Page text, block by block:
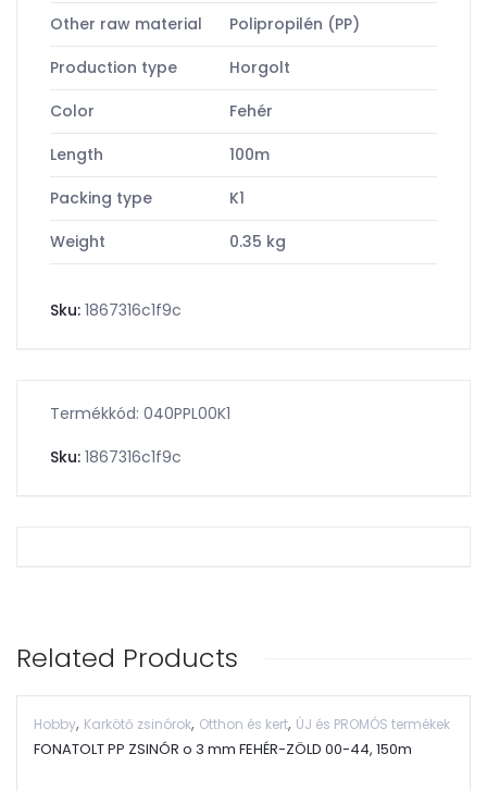
Other raw material
Polipropilén (PP)
Production type
Horgolt
Color
Fehér
Length
100m
Packing type
K1
Weight
0.35 kg
Sku: 1867316c1f9c
Termékkód: 040PPL00K1
Sku: 1867316c1f9c
Related Products
Hobby, Karkötő zsinórok, Otthon és kert, ÚJ és PROMÓS termékek
FONATOLT PP ZSINÓR o 3 mm FEHÉR-ZÖLD 00-44, 150m